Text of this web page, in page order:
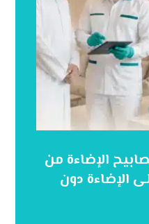
الإضاءة من
الإضاءة دون